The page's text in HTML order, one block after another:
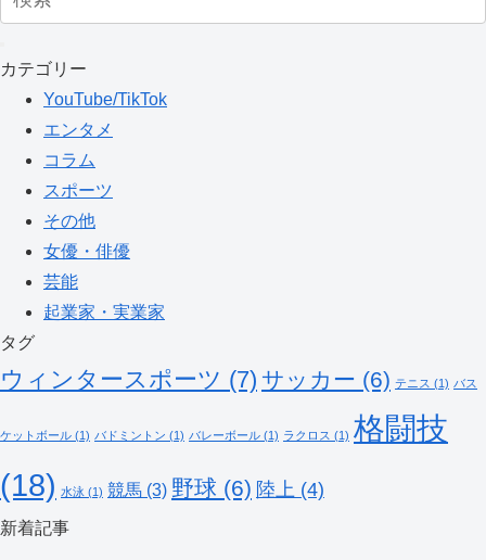
カテゴリー
YouTube/TikTok
エンタメ
コラム
スポーツ
その他
女優・俳優
芸能
起業家・実業家
タグ
ウィンタースポーツ (7) サッカー (6) テニス (1) バス
ケットボール (1) バドミントン (1) バレーボール (1) ラクロス (1) 格闘技
(18) 水泳 (1) 競馬 (3) 野球 (6) 陸上 (4)
新着記事